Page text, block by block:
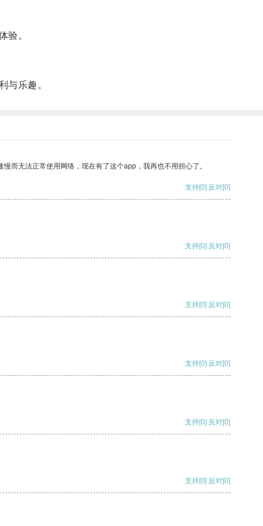
验。
乐趣。
而无法正常使用网络，现在有了这个app，我再也不用担心了。
支持[0] 反对[0]
支持[0] 反对[0]
支持[0] 反对[0]
支持[0] 反对[0]
支持[0] 反对[0]
支持[0] 反对[0]